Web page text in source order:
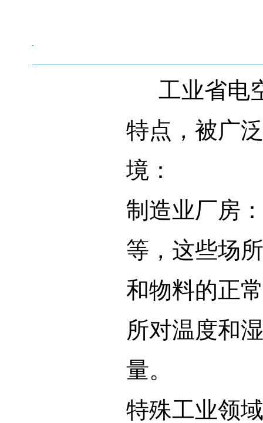
工业省电
特点，被广
境：
制造业厂房
等，这些场
和物料的正
所对温度和
量。
特殊工业领